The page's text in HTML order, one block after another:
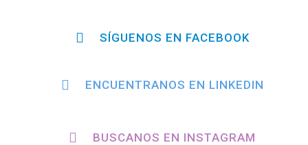
SÍGUENOS EN FACEBOOK
ENCUENTRANOS EN LINKEDIN
BUSCANOS EN INSTAGRAM